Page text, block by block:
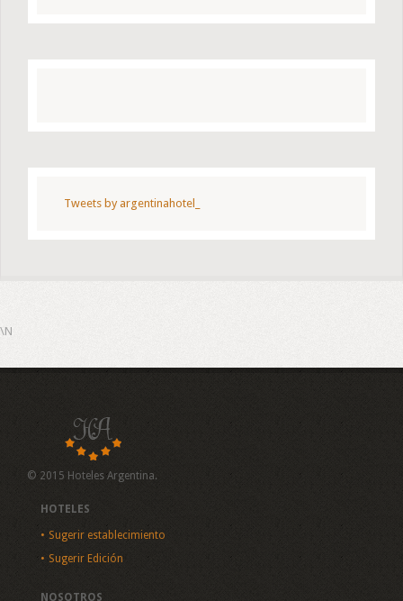
Tweets by argentinahotel_
\N
© 2015 Hoteles Argentina.
HOTELES
Sugerir establecimiento
Sugerir Edición
NOSOTROS